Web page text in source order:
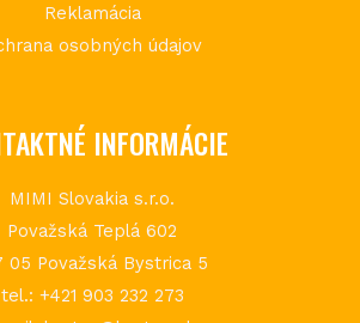
Reklamácia
osobných údajov
INFORMÁCIE
MIMI Slovakia s.r.o.
Považská Teplá 602
05 Považská Bystrica 5
tel.: +421 903 232 273